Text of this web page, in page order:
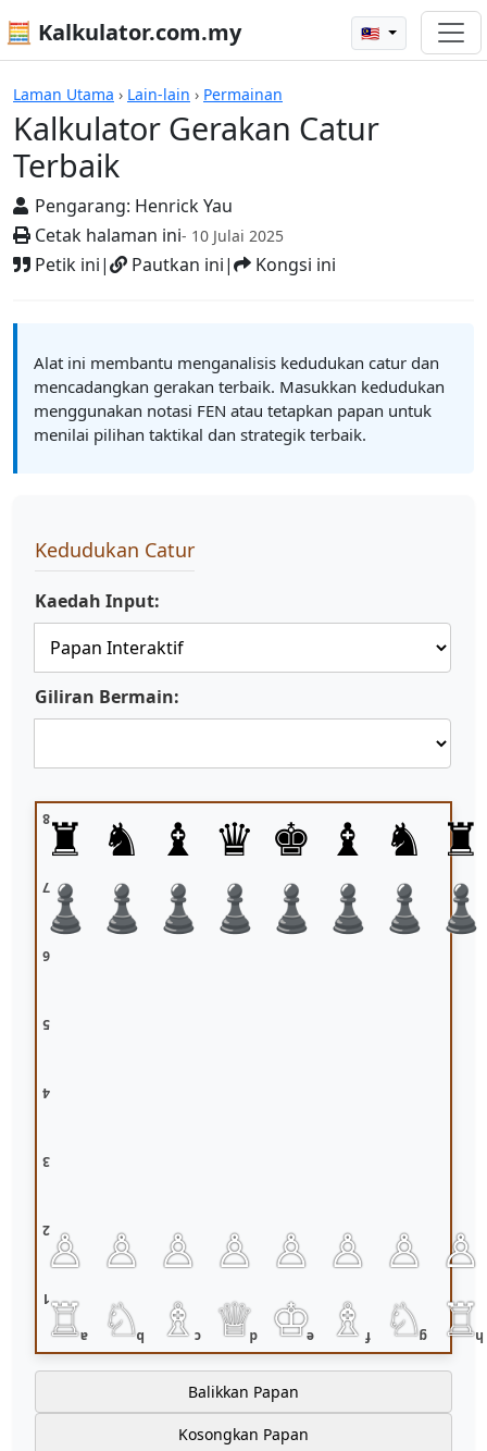
🧮 Kalkulator.com.my 🇲🇾
Laman Utama › Lain-lain › Permainan
Kalkulator Gerakan Catur
Terbaik
Pengarang: Henrick Yau
Cetak halaman ini- 10 Julai 2025
Petik ini| Pautkan ini| Kongsi ini
Kalkulator
Alat ini membantu menganalisis kedudukan catur dan
mencadangkan gerakan terbaik. Masukkan kedudukan
menggunakan notasi FEN atau tetapkan papan untuk
menilai pilihan taktikal dan strategik terbaik.
Kedudukan Catur
Kaedah Input:
Giliran Bermain:
8♜ ♞ ♝ ♛ ♚ ♝ ♞ ♜
7
♟ ♟ ♟ ♟ ♟ ♟ ♟
6
5
4
3
2♙ ♙ ♙ ♙ ♙ ♙ ♙ ♙
1
a
♖ b
♘ c
♗ d
♕ e
♔ f
♗ g
♘ h
♖
Balikkan Papan
Kosongkan Papan